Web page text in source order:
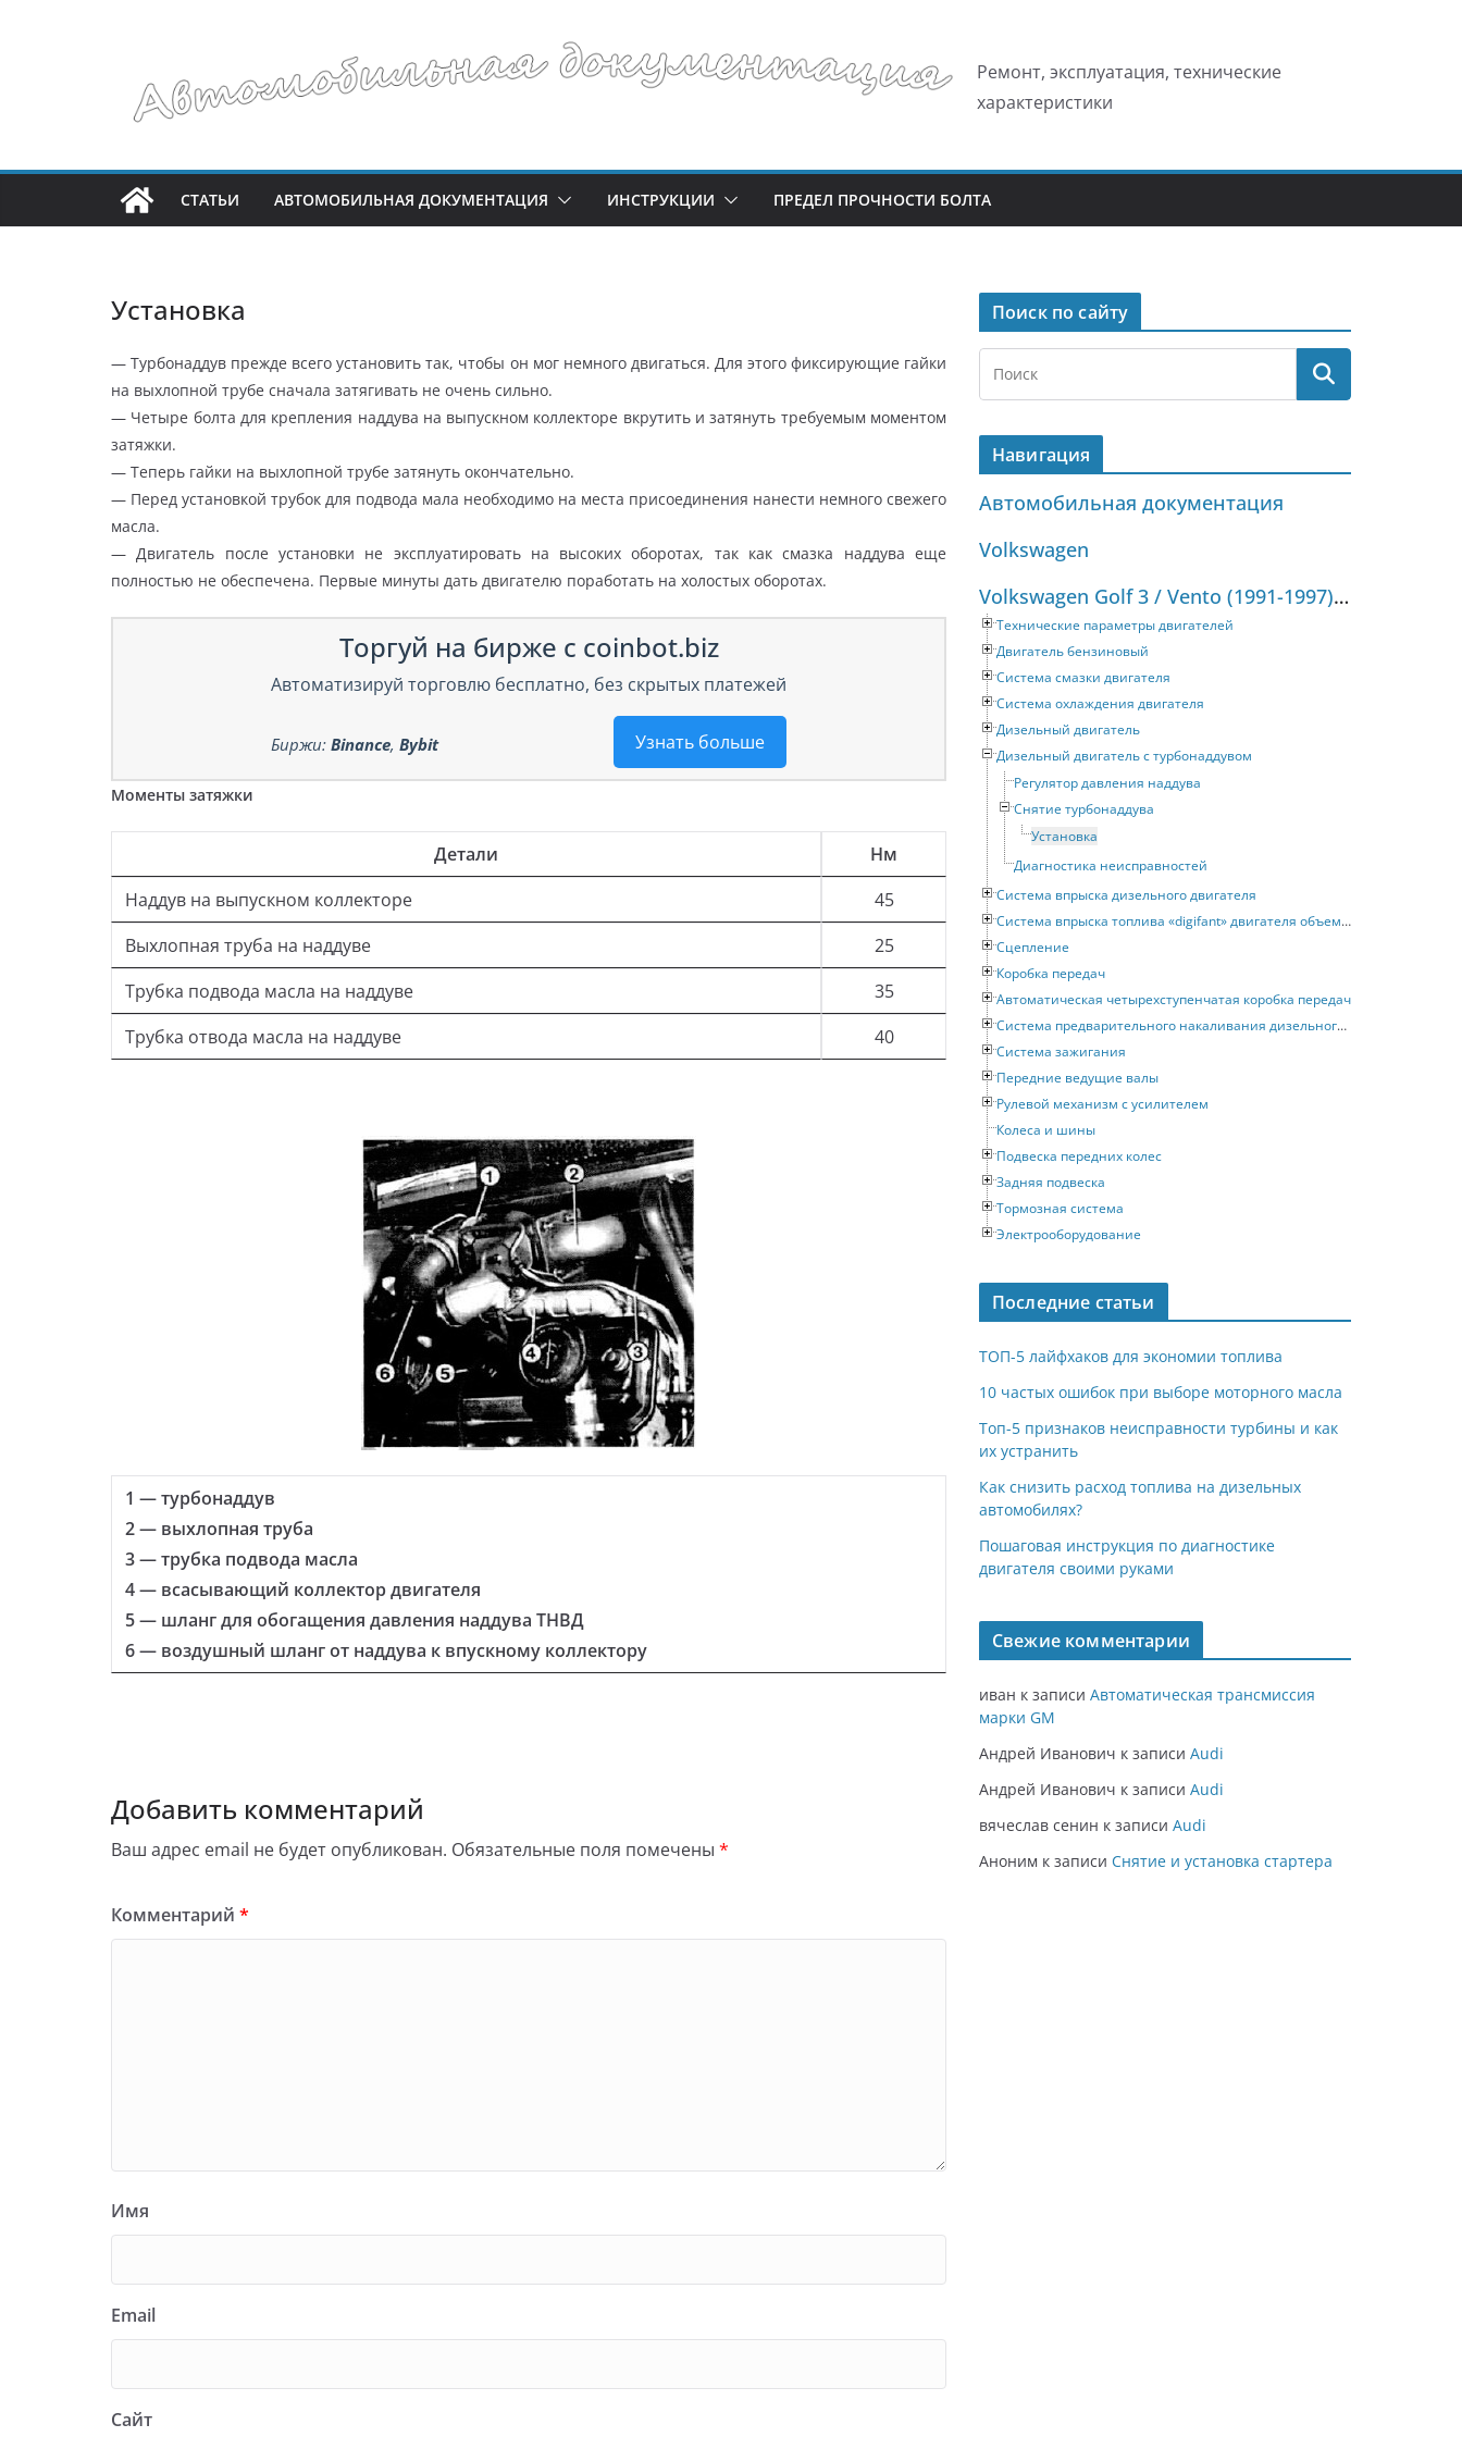
Ремонт, эксплуатация, технические
характеристики
СТАТЬИ АВТОМОБИЛЬНАЯ ДОКУМЕНТАЦИЯ ИНСТРУКЦИИ ПРЕДЕЛ ПРОЧНОСТИ БОЛТА
Установка
— Турбонаддув прежде всего установить так, чтобы он мог немного двигаться. Для этого фиксирующие гайки
на выхлопной трубе сначала затягивать не очень сильно.
— Четыре болта для крепления наддува на выпускном коллекторе вкрутить и затянуть требуемым моментом
затяжки.
— Теперь гайки на выхлопной трубе затянуть окончательно.
— Перед установкой трубок для подвода мала необходимо на места присоединения нанести немного свежего
масла.
— Двигатель после установки не эксплуатировать на высоких оборотах, так как смазка наддува еще
полностью не обеспечена. Первые минуты дать двигателю поработать на холостых оборотах.
Торгуй на бирже с coinbot.biz
Автоматизируй торговлю бесплатно, без скрытых платежей
Узнать больше
Биржи: Binance, Bybit
Моменты затяжки
Детали
Нм
Наддув на выпускном коллекторе
45
Выхлопная труба на наддуве
25
Трубка подвода масла на наддуве
35
Трубка отвода масла на наддуве
40
1 — турбонаддув
2 — выхлопная труба
3 — трубка подвода масла
4 — всасывающий коллектор двигателя
5 — шланг для обогащения давления наддува ТНВД
6 — воздушный шланг от наддува к впускному коллектору
Добавить комментарий
Ваш адрес email не будет опубликован. Обязательные поля помечены *
Комментарий *
Имя
Email
Сайт
Поиск по сайту
Навигация
Автомобильная документация
Volkswagen
Volkswagen Golf 3 / Vento (1991-1997) Руководство по ремонту и техническому обслуживанию
Технические параметры двигателей
Двигатель бензиновый
Система смазки двигателя
Система охлаждения двигателя
Дизельный двигатель
Дизельный двигатель с турбонаддувом
Регулятор давления наддува
Снятие турбонаддува
Установка
Диагностика неисправностей
Система впрыска дизельного двигателя
Система впрыска топлива «digifant» двигателя объемом 2 литра
Сцепление
Коробка передач
Автоматическая четырехступенчатая коробка передач
Система предварительного накаливания дизельного двигателя
Система зажигания
Передние ведущие валы
Рулевой механизм с усилителем
Колеса и шины
Подвеска передних колес
Задняя подвеска
Тормозная система
Электрооборудование
Последние статьи
ТОП-5 лайфхаков для экономии топлива
10 частых ошибок при выборе моторного масла
Топ-5 признаков неисправности турбины и как
их устранить
Как снизить расход топлива на дизельных
автомобилях?
Пошаговая инструкция по диагностике
двигателя своими руками
Свежие комментарии
иван к записи Автоматическая трансмиссия
марки GM
Андрей Иванович к записи Audi
Андрей Иванович к записи Audi
вячеслав сенин к записи Audi
Аноним к записи Снятие и установка стартера